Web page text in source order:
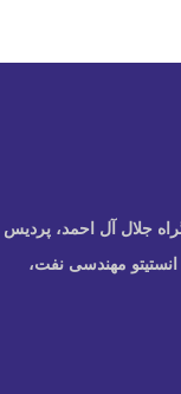
جلال آل احمد، پردیس
مهندسی نفت،